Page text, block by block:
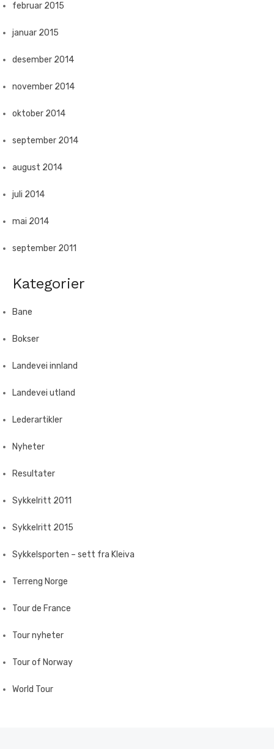
februar 2015
januar 2015
desember 2014
november 2014
oktober 2014
september 2014
august 2014
juli 2014
mai 2014
september 2011
Kategorier
Bane
Bokser
Landevei innland
Landevei utland
Lederartikler
Nyheter
Resultater
Sykkelritt 2011
Sykkelritt 2015
Sykkelsporten – sett fra Kleiva
Terreng Norge
Tour de France
Tour nyheter
Tour of Norway
World Tour